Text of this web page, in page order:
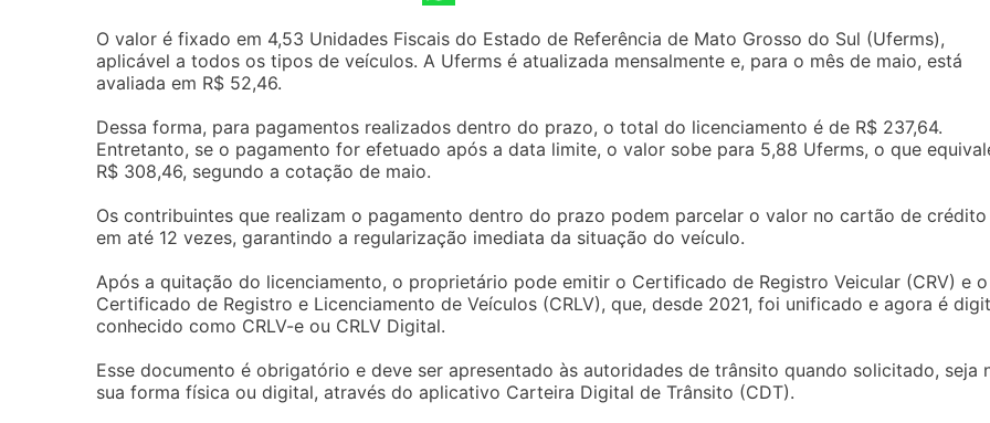
O valor é fixado em 4,53 Unidades Fiscais do Estado de Referência de Mato Grosso do Sul (Uferms),
aplicável a todos os tipos de veículos. A Uferms é atualizada mensalmente e, para o mês de maio, está
avaliada em R$ 52,46.
Dessa forma, para pagamentos realizados dentro do prazo, o total do licenciamento é de R$ 237,64.
Entretanto, se o pagamento for efetuado após a data limite, o valor sobe para 5,88 Uferms, o que
R$ 308,46, segundo a cotação de maio.
Os contribuintes que realizam o pagamento dentro do prazo podem parcelar o valor no cartão de crédito
em até 12 vezes, garantindo a regularização imediata da situação do veículo.
Após a quitação do licenciamento, o proprietário pode emitir o Certificado de Registro Veicular (CRV) e o
Certificado de Registro e Licenciamento de Veículos (CRLV), que, desde 2021, foi unificado e agora é
conhecido como CRLV-e ou CRLV Digital.
Esse documento é obrigatório e deve ser apresentado às autoridades de trânsito quando solicitado, seja
sua forma física ou digital, através do aplicativo Carteira Digital de Trânsito (CDT).